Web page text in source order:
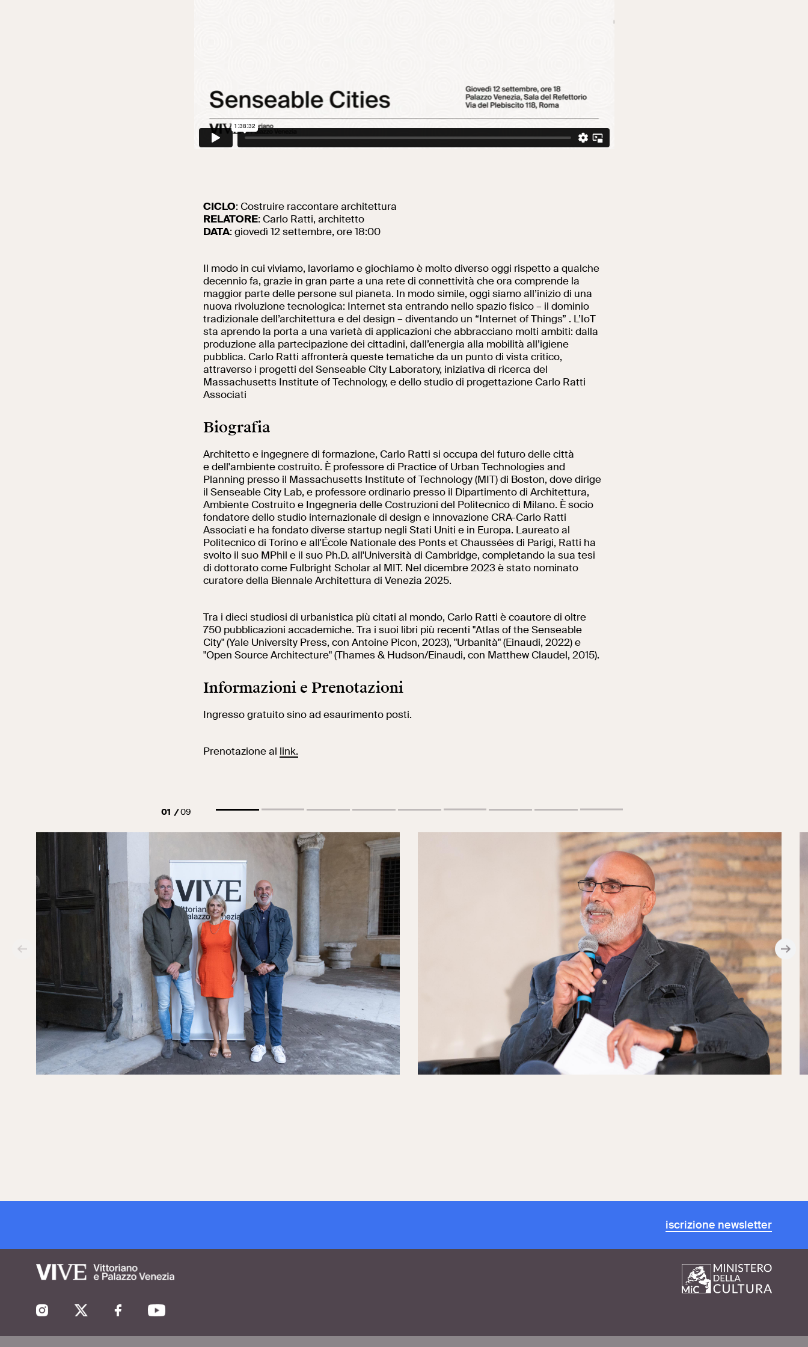
CICLO: Costruire raccontare architettura
RELATORE: Carlo Ratti, architetto
DATA: giovedì 12 settembre, ore 18:00
Il modo in cui viviamo, lavoriamo e giochiamo è molto diverso oggi rispetto a qualche
decennio fa, grazie in gran parte a una rete di connettività che ora comprende la
maggior parte delle persone sul pianeta. In modo simile, oggi siamo all’inizio di una
nuova rivoluzione tecnologica: Internet sta entrando nello spazio fisico – il dominio
tradizionale dell’architettura e del design – diventando un “Internet of Things” . L’IoT
sta aprendo la porta a una varietà di applicazioni che abbracciano molti ambiti: dalla
produzione alla partecipazione dei cittadini, dall’energia alla mobilità all’igiene
pubblica. Carlo Ratti affronterà queste tematiche da un punto di vista critico,
attraverso i progetti del Senseable City Laboratory, iniziativa di ricerca del
Massachusetts Institute of Technology, e dello studio di progettazione Carlo Ratti
Associati
Biografia
Architetto e ingegnere di formazione, Carlo Ratti si occupa del futuro delle città
e dell'ambiente costruito. È professore di Practice of Urban Technologies and
Planning presso il Massachusetts Institute of Technology (MIT) di Boston, dove dirige
il Senseable City Lab, e professore ordinario presso il Dipartimento di Architettura,
Ambiente Costruito e Ingegneria delle Costruzioni del Politecnico di Milano. È socio
fondatore dello studio internazionale di design e innovazione CRA-Carlo Ratti
Associati e ha fondato diverse startup negli Stati Uniti e in Europa. Laureato al
Politecnico di Torino e all'École Nationale des Ponts et Chaussées di Parigi, Ratti ha
svolto il suo MPhil e il suo Ph.D. all'Università di Cambridge, completando la sua tesi
di dottorato come Fulbright Scholar al MIT. Nel dicembre 2023 è stato nominato
curatore della Biennale Architettura di Venezia 2025.
Tra i dieci studiosi di urbanistica più citati al mondo, Carlo Ratti è coautore di oltre
750 pubblicazioni accademiche. Tra i suoi libri più recenti "Atlas of the Senseable
City" (Yale University Press, con Antoine Picon, 2023), "Urbanità" (Einaudi, 2022) e
"Open Source Architecture" (Thames & Hudson/Einaudi, con Matthew Claudel, 2015).
Informazioni e Prenotazioni
Ingresso gratuito sino ad esaurimento posti.
Prenotazione al link.
01 09
iscrizione newsletter